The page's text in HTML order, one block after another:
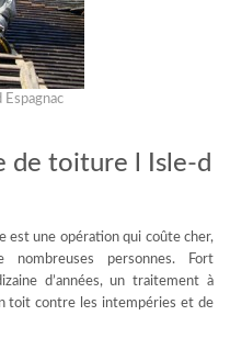
de toiture l Isle-d
est une opération qui coûte cher,
nombreuses personnes. Fort
d’années, un traitement à
toit contre les intempéries et de